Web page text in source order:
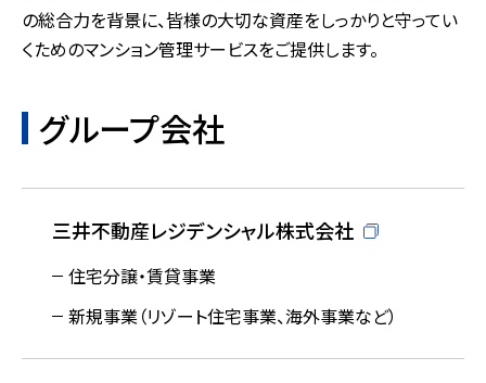
の総合力を背景に、皆様の大切な資産をしっかりと守ってい
くためのマンション管理サービスをご提供します。
グループ会社
三井不動産レジデンシャル株式会社
住宅分譲・賃貸事業
新規事業（リゾート住宅事業、海外事業など）